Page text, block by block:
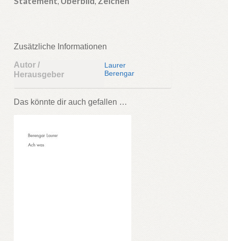
Zusätzliche Informationen
Autor /
Herausgeber
Laurer
Berengar
Das könnte dir auch gefallen …